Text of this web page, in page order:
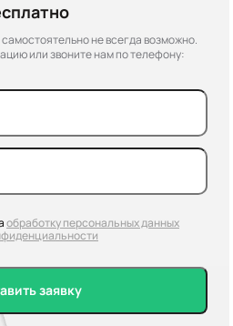
не всегда возможно.
или звоните нам по телефону:
обработку персональных данных
заявку